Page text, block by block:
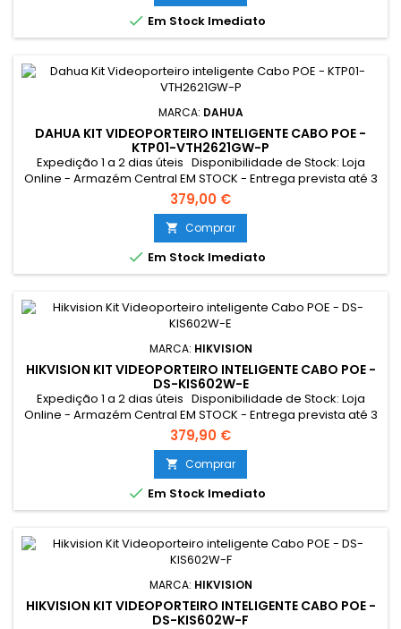
 Em Stock Imediato
MARCA: DAHUA
DAHUA KIT VIDEOPORTEIRO INTELIGENTE CABO POE -
KTP01-VTH2621GW-P
Expedição 1 a 2 dias úteis Disponibilidade de Stock: Loja
Online - Armazém Central EM STOCK - Entrega prevista até 3
dias úteis Loja Braga - Rua António Fernandes Ferreira
Gomes EM STOCK
379,00 €
 Comprar
 Em Stock Imediato
MARCA: HIKVISION
HIKVISION KIT VIDEOPORTEIRO INTELIGENTE CABO POE -
DS-KIS602W-E
Expedição 1 a 2 dias úteis Disponibilidade de Stock: Loja
Online - Armazém Central EM STOCK - Entrega prevista até 3
dias úteis Loja Braga - Rua António Fernandes Ferreira
Gomes EM STOCK Resumo: *Conexão Monitor e
Intercomunicador Exterior: Cabo UTP POE Tocaram à
campainha quando não estava em casa? A encomenda
não foi entregue pelo...
379,90 €
 Comprar
 Em Stock Imediato
MARCA: HIKVISION
HIKVISION KIT VIDEOPORTEIRO INTELIGENTE CABO POE -
DS-KIS602W-F